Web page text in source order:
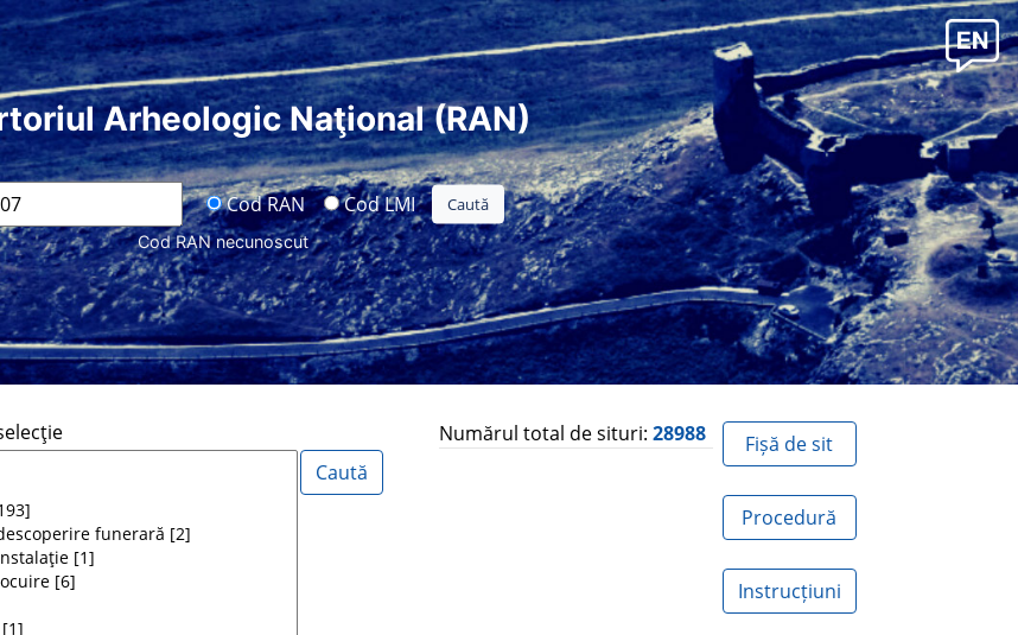
Arheologic Naţional (RAN)
Cod RAN Cod LMI
Cod RAN necunoscut
Numărul total de situri: 28988 Fișă de sit
Procedură
Instrucțiuni